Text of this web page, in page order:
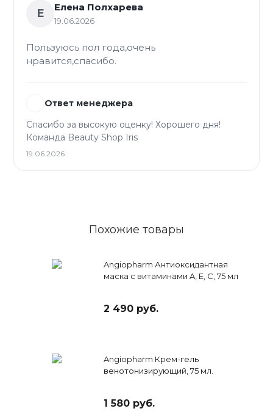
Е Елена Полхарева
19.06.2026
Пользуюсь пол года,очень
нравится,спасибо.
Ответ менеджера
Спасибо за высокую оценку! Хорошего дня!
Команда Beauty Shop Iris
19.06.2026
Похожие товары
Angiopharm Антиоксидантная
маска с витаминами A, E, C, 75 мл
2 490 руб.
Angiopharm Крем-гель
венотонизирующий, 75 мл.
1 580 руб.